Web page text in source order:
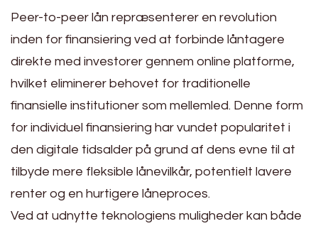
Peer-to-peer lån repræsenterer en revolution
inden for finansiering ved at forbinde låntagere
direkte med investorer gennem online platforme,
hvilket eliminerer behovet for traditionelle
finansielle institutioner som mellemled. Denne form
for individuel finansiering har vundet popularitet i
den digitale tidsalder på grund af dens evne til at
tilbyde mere fleksible lånevilkår, potentielt lavere
renter og en hurtigere låneproces.
Ved at udnytte teknologiens muligheder kan både